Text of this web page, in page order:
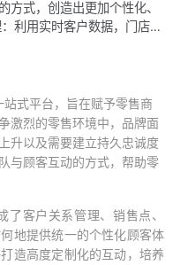
方式，创造出更加个性化、
以及VIP级别的服务，以培
，Proximity的POS支持便
管理。无论顾客身在何处，
一对一互动。这一功能使品
验，从而推动参与度并增加
引顾客重返实体店。从发布
理与客户拓展相结合，确保
式平台，旨在赋予零售商
激烈的零售环境中，品牌面
升以及需要建立持久忠诚度
与顾客互动的方式，帮助零
客户关系管理、销售点、
地提供统一的个性化顾客体
造高度定制化的互动，培养